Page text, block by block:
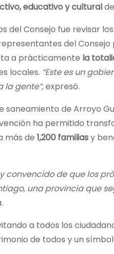
educativo y cultural
del Consejo fue revisar
del
a prácticamente la
locales. “Este es un
la gente”,expresó.
de Arroyo
ha permitido
más de 1,200 familiasy
convencido de que los
una provincia que
a todos los
de todos y un